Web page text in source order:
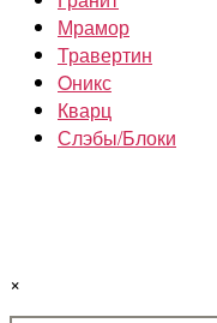
Мрамор
Травертин
Oникс
Кварц
Слэбы/Блоки
×